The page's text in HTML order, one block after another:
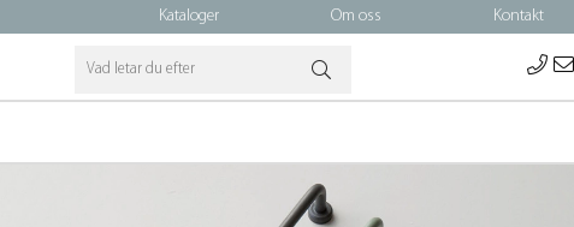
Kataloger Om oss Kontakt